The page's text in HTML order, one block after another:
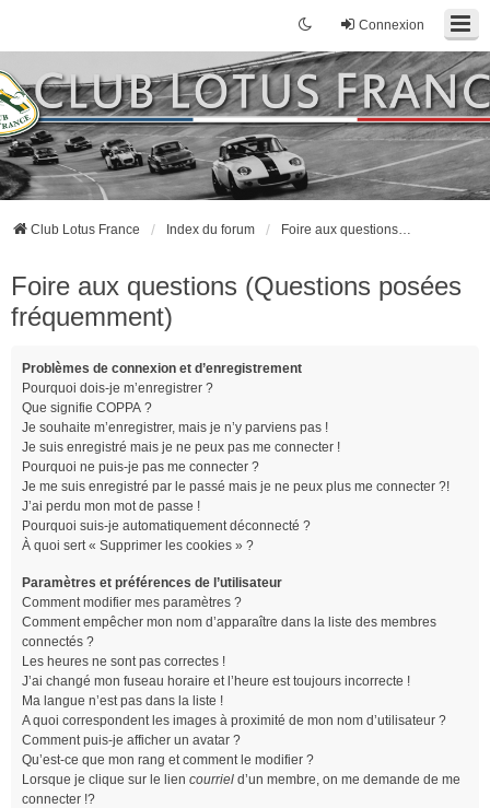
Connexion
Club Lotus France Index du forum Foire aux questions (Questions posées fréquemment)
Foire aux questions (Questions posées
fréquemment)
Problèmes de connexion et d’enregistrement
Pourquoi dois-je m’enregistrer ?
Que signifie COPPA ?
Je souhaite m’enregistrer, mais je n’y parviens pas !
Je suis enregistré mais je ne peux pas me connecter !
Pourquoi ne puis-je pas me connecter ?
Je me suis enregistré par le passé mais je ne peux plus me connecter ?!
J’ai perdu mon mot de passe !
Pourquoi suis-je automatiquement déconnecté ?
À quoi sert « Supprimer les cookies » ?
Paramètres et préférences de l’utilisateur
Comment modifier mes paramètres ?
Comment empêcher mon nom d’apparaître dans la liste des membres
connectés ?
Les heures ne sont pas correctes !
J’ai changé mon fuseau horaire et l’heure est toujours incorrecte !
Ma langue n’est pas dans la liste !
A quoi correspondent les images à proximité de mon nom d’utilisateur ?
Comment puis-je afficher un avatar ?
Qu’est-ce que mon rang et comment le modifier ?
Lorsque je clique sur le lien courriel d’un membre, on me demande de me
connecter !?